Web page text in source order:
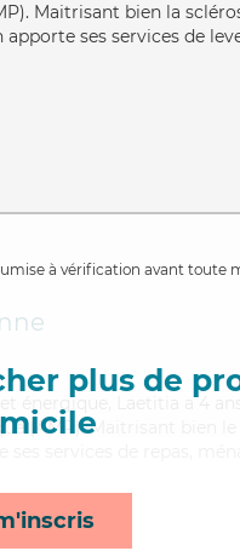
Maitrisant bien la
apporte ses services de
à vérification avant toute
plus de
et énergique, Laetitia a 4
(AMP). Maitrisant bien